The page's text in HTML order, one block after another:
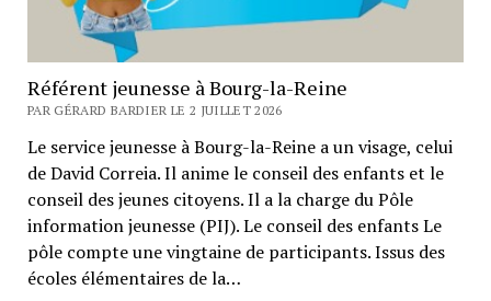
Référent jeunesse à Bourg-la-Reine
PAR GÉRARD BARDIER LE 2 JUILLET 2026
Le service jeunesse à Bourg-la-Reine a un visage, celui
de David Correia. Il anime le conseil des enfants et le
conseil des jeunes citoyens. Il a la charge du Pôle
information jeunesse (PIJ). Le conseil des enfants Le
pôle compte une vingtaine de participants. Issus des
écoles élémentaires de la…